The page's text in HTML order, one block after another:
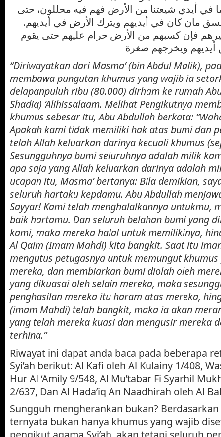
في أيدي شيعتنا من الأرض فهم فيه محللون، حتى
طسق مان كان في أيديهم ويترك الأرض في أيديهم.
فإن كسبهم من الأرض حرام عليهم حتى يقوم
“Diriwayatkan dari Masma’ (bin Abdul Malik),
membawa pungutan khumus yang wajib ia
delapanpuluh ribu (80.000) dirham ke rumah
Shadiq) ‘Alihissalaam. Melihat Pengikutnya
khumus sebesar itu, Abu Abdullah berkata:
Apakah kami tidak memiliki hak atas bumi dan
telah Allah keluarkan darinya kecuali khumus
Sesungguhnya bumi seluruhnya adalah milik
apa saja yang Allah keluarkan darinya adalah
ucapan itu, Masma’ bertanya: Bila demikian,
seluruh hartaku kepdamu. Abu Abdullah
Sayyar! Kami telah menghalalkannya untukmu,
baik hartamu. Dan seluruh belahan bumi yang
kami, maka mereka halal untuk memilikinya,
Al Qaim (Imam Mahdi) kita bangkit. Saat itu
mengutus petugasnya untuk memungut
mereka, dan membiarkan bumi diolah oleh
yang dikuasai oleh selain mereka, maka
penghasilan mereka itu haram atas mereka,
(imam Mahdi) telah bangkit, maka ia akan
yang telah mereka kuasi dan mengusir mereka
terhina.”
Riwayat ini dapat anda baca pada beberapa
Syi’ah berikut: Al Kafi oleh Al Kulainy 1/408,
Hur Al ‘Amily 9/548, Al Mu’tabar Fi Syarhil
2/637, Dan Al Hada’iq An Naadhirah oleh Al
Sungguh mengherankan bukan?
ternyata bukan hanya khumus yang wajib